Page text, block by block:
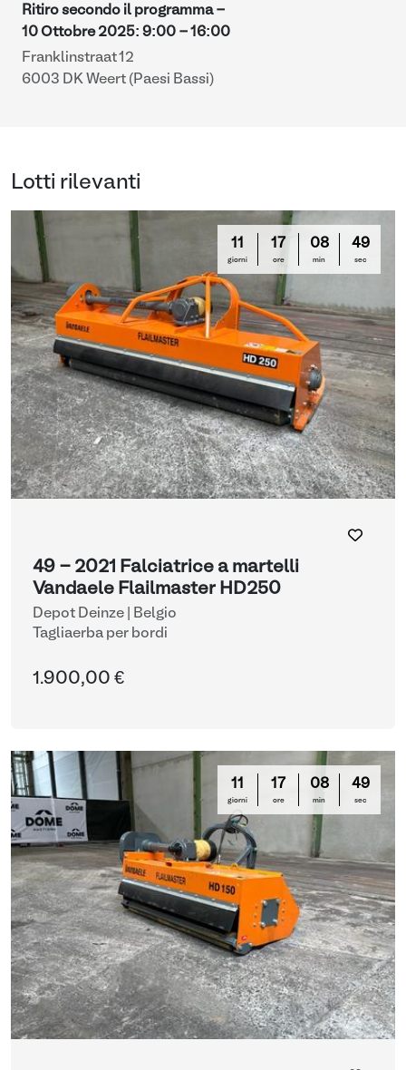
Ritiro secondo il programma -
10 Ottobre 2025: 9:00 - 16:00
Franklinstraat 12
6003 DK Weert (Paesi Bassi)
Lotti rilevanti
11
giorni
17
ore
08
min
48
sec
49 - 2021 Falciatrice a martelli
Vandaele Flailmaster HD250
Depot Deinze | Belgio
Tagliaerba per bordi
1.900,00 €
11
giorni
17
ore
08
min
48
sec